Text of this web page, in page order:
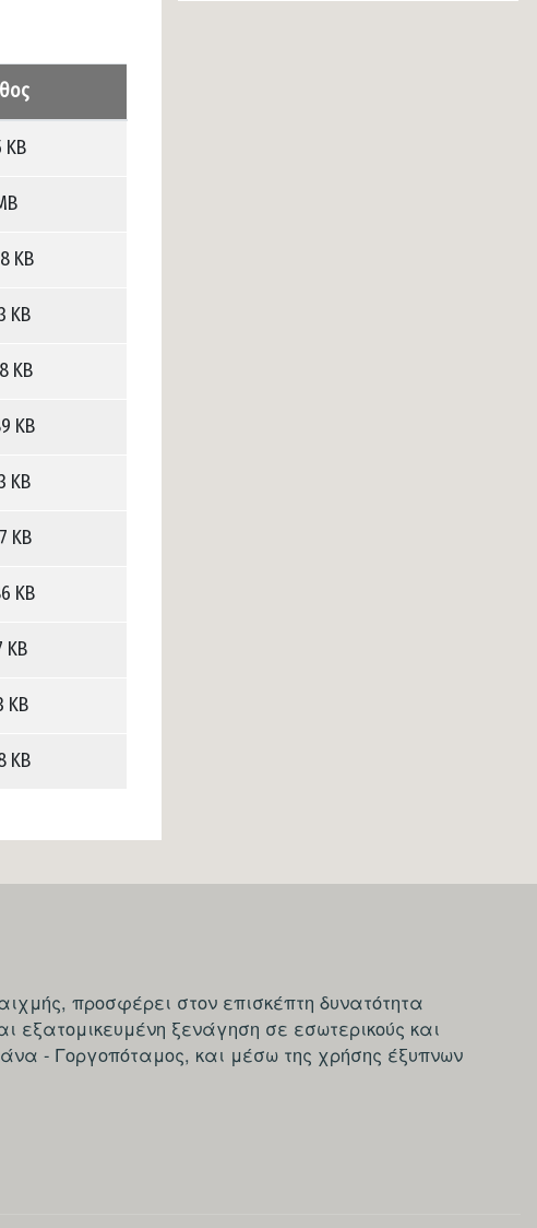
KB
KB
KB
KB
KB
KB
KB
KB
KB
KB
KB
προσφέρει στον επισκέπτη δυνατότητα
εξατομικευμένη ξενάγηση σε εσωτερικούς και
- Γοργοπόταμος, και μέσω της χρήσης έξυπνων